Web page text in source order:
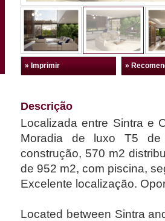
» Imprimir »
Descrição
Localizada entre Sintra e
Moradia de luxo T5 de arquitetura contemporânea, em fase de
construção, 570 m2 distribuídos por 2 pisos + cave + cobertura, terreno
de 952 m2, com piscina,
Excelente localização.
Located between Sintra